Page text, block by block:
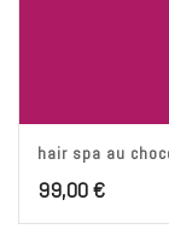
hair spa au
99,00€